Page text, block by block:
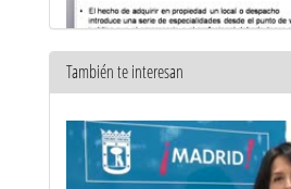
1 feb 2011
También te interesan